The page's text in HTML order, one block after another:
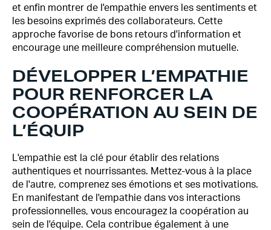
et enfin montrer de l'empathie envers les sentiments et
les besoins exprimés des collaborateurs. Cette
approche favorise de bons retours d'information et
encourage une meilleure compréhension mutuelle.
DÉVELOPPER L’EMPATHIE
POUR RENFORCER LA
COOPÉRATION AU SEIN DE
L’ÉQUIP
L'empathie est la clé pour établir des relations
authentiques et nourrissantes. Mettez-vous à la place
de l'autre, comprenez ses émotions et ses motivations.
En manifestant de l'empathie dans vos interactions
professionnelles, vous encouragez la coopération au
sein de l'équipe. Cela contribue également à une